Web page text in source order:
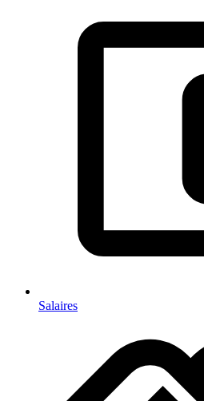
Salaires